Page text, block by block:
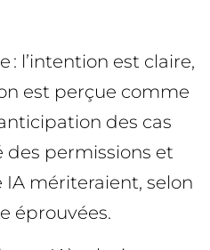
: l’intention est claire,
est perçue comme
des cas
des permissions et
IA mériteraient, selon
éprouvées.